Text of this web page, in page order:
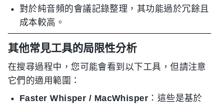
對於純音頻的會議記錄整理，其功能過於冗餘且
成本較高。
其他常見工具的局限性分析
在搜尋過程中，您可能會看到以下工具，但請注意
它們的適用範圍：
Faster Whisper / MacWhisper ：這些是基於